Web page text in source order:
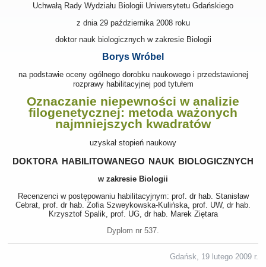
Uchwałą Rady Wydziału Biologii Uniwersytetu Gdańskiego
z dnia 29 października 2008roku
doktor nauk biologicznych w zakresie Biologii
Borys Wróbel
na podstawie oceny ogólnego dorobku naukowego i przedstawionej
rozprawy habilitacyjnej pod tytułem
Oznaczanie niepewności w analizie
filogenetycznej: metoda ważonych
najmniejszych kwadratów
uzyskał stopień naukowy
doktora habilitowanego nauk biologicznych
w zakresie Biologii
Recenzenci w postępowaniu habilitacyjnym: prof. dr hab. Stanisław
Cebrat, prof. dr hab. Zofia Szweykowska-Kulińska, prof. UW, dr hab.
Krzysztof Spalik, prof. UG, dr hab. Marek Ziętara
Dyplom nr 537.
Gdańsk, 19 lutego 2009 r.